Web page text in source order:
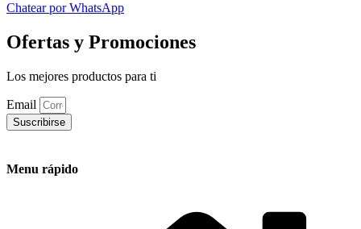
Chatear por WhatsApp
Ofertas y Promociones
Los mejores productos para ti
Email
Suscribirse
Menu rápido